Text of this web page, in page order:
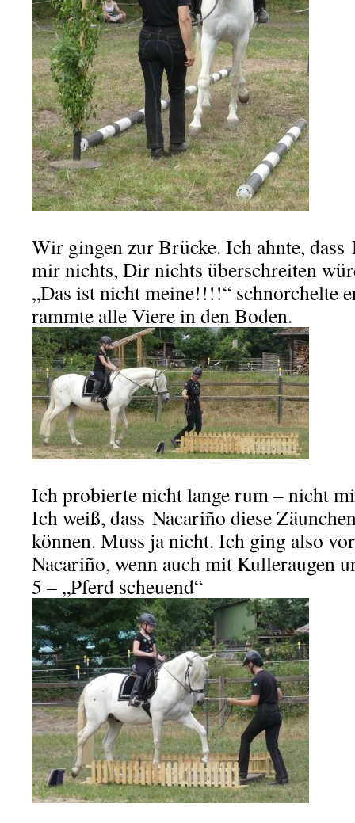
Wir gingen zur Brücke. Ich ahnte,
mir nichts, Dir nichts überschreiten
„Das ist nicht meine!!!!“ schnorchelte
rammte alle Viere in den Boden.
Ich probierte nicht lange rum – nicht
Ich weiß, dass Nacariño diese
können. Muss ja nicht. Ich ging also
Nacariño, wenn auch mit Kulleraugen
5 – „Pferd scheuend“